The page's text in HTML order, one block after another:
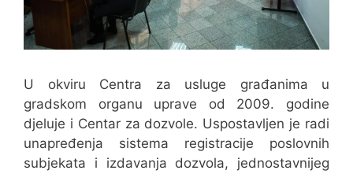
U okviru Centra za usluge građanima u
gradskom organu uprave od 2009. godine
djeluje i Centar za dozvole. Uspostavljen je radi
unapređenja sistema registracije poslovnih
subjekata i izdavanja dozvola, jednostavnijeg